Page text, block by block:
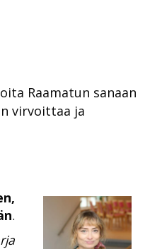
Raamatun sanaan
virvoittaa ja
.